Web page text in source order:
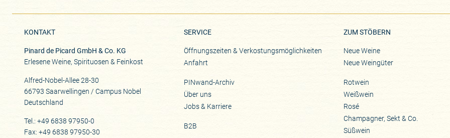
KONTAKT
Pinard de Picard GmbH & Co. KG
Erlesene Weine, Spirituosen & Feinkost
Alfred-Nobel-Allee 28-30
66793 Saarwellingen / Campus Nobel
Deutschland
Tel.: +49 6838 97950-0
Fax: +49 6838 97950-30
SERVICE
Öffnungszeiten & Verkostungsmöglichkeiten
Anfahrt
PINwand-Archiv
Über uns
Jobs & Karriere
B2B
ZUM STÖBERN
Neue Weine
Neue Weingüter
Rotwein
Weißwein
Rosé
Champagner, Sekt & Co.
Süßwein